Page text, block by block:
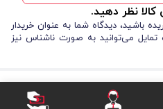
نظر دهید.
باشید، دیدگاه شما به عنوان خریدار
می‌توانید به صورت ناشناس نیز